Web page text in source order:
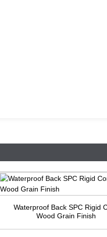
Waterproof Back SPC Rigid
Wood Grain Finish